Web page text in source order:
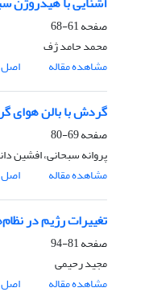
صفحه61-68
محمد حامد ژف
مشاهده مقاله
اصل
گردش با بالن‌ هوای
صفحه69-80
پروانه سبحانی، افشین
مشاهده مقاله
اصل
تغییرات رژیم در
صفحه81-94
مجید رحیمی
مشاهده مقاله
اصل